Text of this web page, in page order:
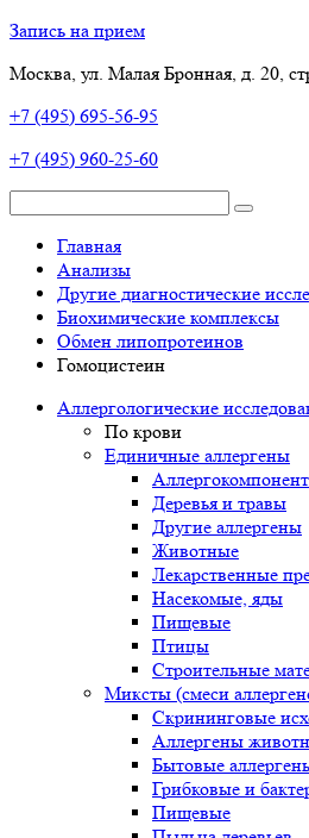
Запись на прием
Москва, ул. Малая Бронная, д. 20,
+7 (495) 695-56-95
+7 (495) 960-25-60
Главная
Анализы
Другие диагностические
Биохимические комплексы
Обмен липопротеинов
Гомоцистеин
Аллергологические
По крови
Единичные аллергены
Деревья и травы
Другие аллергены
Животные
Лекарственные
Насекомые, яды
Пищевые
Птицы
Строительные
Миксты (смеси
Cкрининговые
Аллергены
Бытовые
Грибковые и
Пищевые